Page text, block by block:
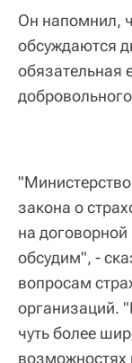
Он напомнил,
обсуждаются
обязательная
закона о
на договорной
обсудим", -
вопросам
организаций.
чуть более
возможностях